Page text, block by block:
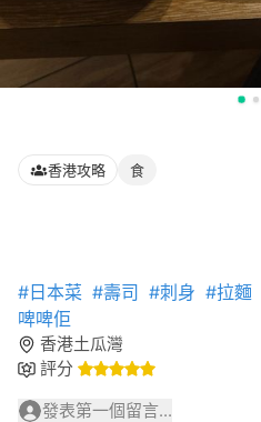
香港攻略 食
#日本菜 #壽司 #刺身 #拉麵
啤啤佢
香港土瓜灣
評分
發表第一個留言...